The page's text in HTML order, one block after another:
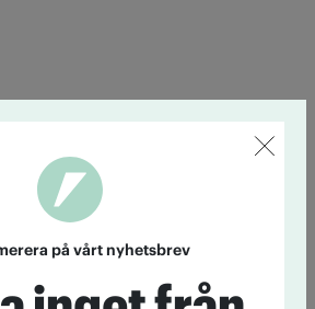
på vårt nyhetsbrev